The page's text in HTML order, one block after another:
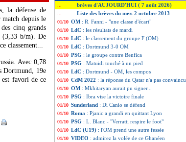
la défense de
depuis le
cinq grands
(3,33 b/m). De
classement...
Avec 0,78
Dortmund, 19e
favori de ce
brèves d'AUJOURD'HUI ( 7 août 2026)
Liste des brèves du mer. 2 octobre 2013
01/10 OM : R. Fanni - "une classe d'écart"
01/10 LdC : les résultats de mardi
01/10 LdC : le classement du groupe F (OM)
01/10 LdC : Dortmund 3-0 OM
01/10 PSG : le groupe contre Benfica
01/10 PSG : Matuidi touché à un pied
01/10 LdC : Dortmund - OM, les compos
01/10 CdM 2022 : la réponse du Qatar n'a pas convaincu
01/10 OM : Mkhitaryan aurait pu signer...
01/10 PSG : Ibra vise la victoire finale
01/10 Sunderland : Di Canio se défend
01/10 Roma : Pjanic a grandi en quittant Lyon
01/10 PSG : L. Blanc - "Verratti respire le foot"
01/10 LdC (U19) : l'OM prend une autre fessée
01/10 VIDEO : admirez la volée de ce Ghanéen